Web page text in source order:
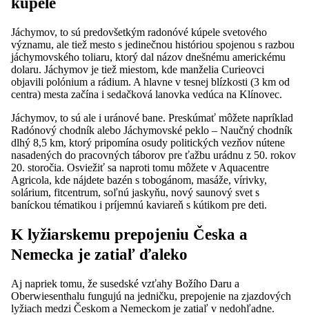
Jáchymov, to sú predovšetkým radonóvé kúpele svetového
významu, ale tiež mesto s jedinečnou históriou spojenou s razbou
jáchymovského toliaru, ktorý dal názov dnešnému americkému
dolaru. Jáchymov je tiež miestom, kde manželia Curieovci
objavili polónium a rádium. A hlavne v tesnej blízkosti (3 km od
centra) mesta začína i sedačková lanovka vedúca na Klínovec.
Jáchymov, to sú ale i uránové bane. Preskúmať môžete napríklad
Radónový chodník alebo Jáchymovské peklo – Naučný chodník
dlhý 8,5 km, ktorý pripomína osudy politických vezňov nútene
nasadených do pracovných táborov pre ťažbu urádnu z 50. rokov
20. storočia. Osviežiť sa naproti tomu môžete v Aquacentre
Agricola, kde nájdete bazén s tobogánom, masáže, vírivky,
solárium, fitcentrum, soľnú jaskyňu, nový saunový svet s
baníckou tématikou i príjemnú kaviareň s kútikom pre deti.
K lyžiarskemu prepojeniu Česka a
Nemecka je zatiaľ ďaleko
Aj napriek tomu, že susedské vzťahy Božího Daru a
Oberwiesenthalu fungujú na jedničku, prepojenie na zjazdových
lyžiach medzi Českom a Nemeckom je zatiaľ v nedohľadne.